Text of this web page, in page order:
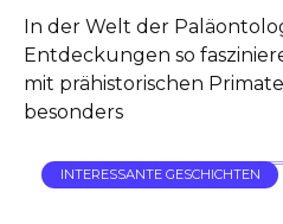
In der Welt der
Entdeckungen so
mit prähistorischen
besonders
INTERESSANTE GESCHICHTEN